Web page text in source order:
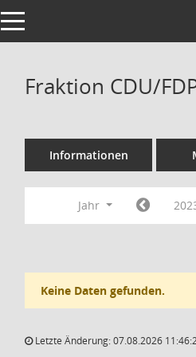
Toggle navigation
Fraktion CDU/
Informationen
Jahr
Keine Daten gefunden.
Letzte Änderung: 07.08.2026